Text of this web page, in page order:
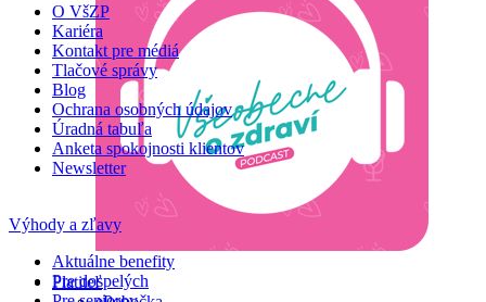
Platiteľ
O VšZP
Kariéra
Kontakt pre médiá
Tlačové správy
Blog
Ochrana osobných údajov
Úradná tabuľa
Anketa spokojnosti klientov
Newsletter
Výhody a zľavy
Aktuálne benefity
Pre dospelých